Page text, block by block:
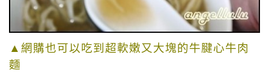
▲網購也可以吃到超軟嫩又大塊的牛腱心牛肉
麵